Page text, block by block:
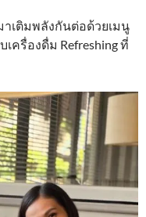
เติมพลังกันต่อด้วยเมนู
ครื่องดื่ม Refreshing ที่